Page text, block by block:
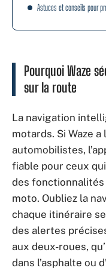
Astuces et conseils pour
Pourquoi Waze
sur la route
La navigation
motards. Si Waze
automobilistes,
fiable pour ceux
des
moto. Oubliez la
chaque itinéraire
des alertes
aux deux-roues,
dans l’asphalte ou